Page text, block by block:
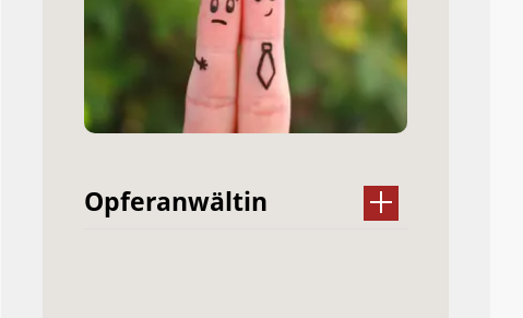
Opferanwältin